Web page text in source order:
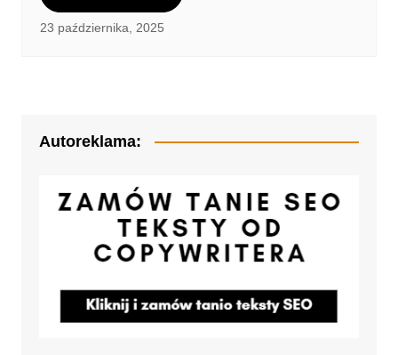
23 października, 2025
Autoreklama: